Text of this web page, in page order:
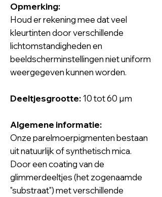
Opmerking:
Houd er rekening mee dat veel
kleurtinten door verschillende
lichtomstandigheden en
beeldscherminstellingen niet uniform
weergegeven kunnen worden.
Deeltjesgrootte:10 tot 60 µm
Algemene informatie:
Onze parelmoerpigmenten bestaan
uit natuurlijk of synthetisch mica.
Door een coating van de
glimmerdeeltjes (het zogenaamde
"substraat") met verschillende